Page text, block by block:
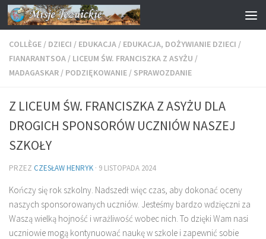
Przejdź do treści
COLLÈGE / DZIECI / EDUKACJA / EDUKACJA, DOŻYWIANIE DZIECI /
FIANARANTSOA / LICEUM ŚW. FRANCISZKA Z ASYŻU /
MADAGASKAR / PODZIĘKOWANIE / SPRAWOZDANIE
Z LICEUM ŚW. FRANCISZKA Z ASYŻU DLA
DROGICH SPONSORÓW UCZNIÓW NASZEJ
SZKOŁY
PRZEZ CZESŁAW HENRYK · 9 LISTOPADA 2024
Kończy się rok szkolny. Nadszedł więc czas, aby dokonać oceny
naszych sponsorowanych uczniów. Jesteśmy bardzo wdzięczni za
Waszą wielką hojność i wrażliwość wobec nich. To dzięki Wam nasi
uczniowie mogą kontynuować naukę w szkole i zapewnić sobie